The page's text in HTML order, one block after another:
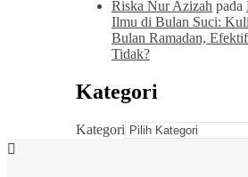
Riska Nur Azizah pada
Ilmu di Bulan Suci:
Bulan Ramadan,
Tidak?
Kategori
Kategori